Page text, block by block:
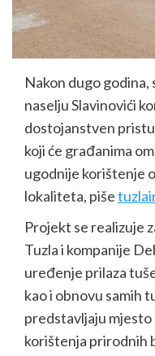
Nakon dugo
naselju Slavinovići
dostojanstven
koji će građanima
ugodnije korištenje
lokaliteta, piše
Projekt se realizuje
Tuzla i kompanije
uređenje prilaza
kao i obnovu samih
predstavljaju mjesto
korištenja prirodnih